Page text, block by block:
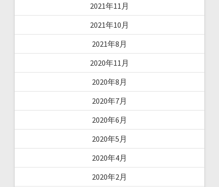
2021年11月
2021年10月
2021年8月
2020年11月
2020年8月
2020年7月
2020年6月
2020年5月
2020年4月
2020年2月